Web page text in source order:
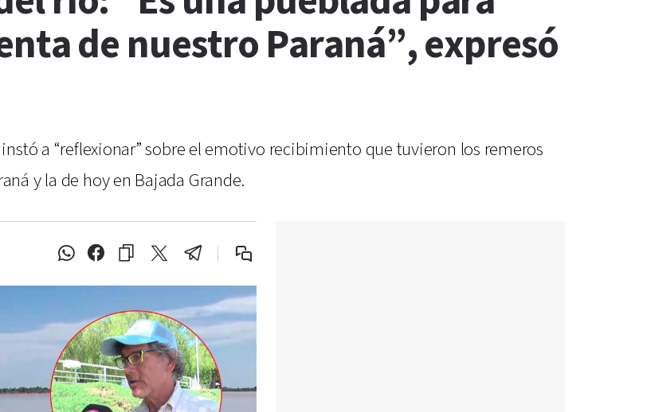
de nuestro Paraná”, expresó
a “reflexionar” sobre el emotivo recibimiento que tuvieron los remeros
y la de hoy en Bajada Grande.